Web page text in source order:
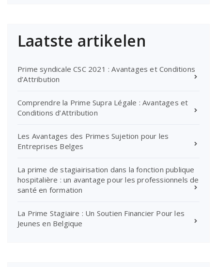
Laatste artikelen
Prime syndicale CSC 2021 : Avantages et Conditions
d’Attribution
Comprendre la Prime Supra Légale : Avantages et
Conditions d’Attribution
Les Avantages des Primes Sujetion pour les
Entreprises Belges
La prime de stagiairisation dans la fonction publique
hospitalière : un avantage pour les professionnels de
santé en formation
La Prime Stagiaire : Un Soutien Financier Pour les
Jeunes en Belgique